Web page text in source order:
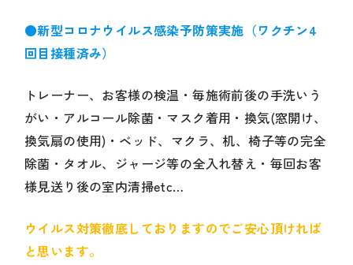
●新型コロナウイルス感染予防策実施（ワクチン4
回目接種済み）
トレーナー、お客様の検温・毎施術前後の手洗いう
がい・アルコール除菌・マスク着用・換気(窓開け、
換気扇の使用)・ベッド、マクラ、机、椅子等の完全
除菌・タオル、ジャージ等の全入れ替え・毎回お客
様見送り後の室内清掃etc…
ウイルス対策徹底しておりますのでご安心頂ければ
と思います。